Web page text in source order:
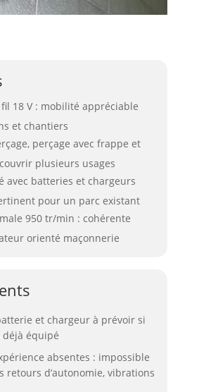
18 V : mobilité appréciable
et chantiers
perçage avec frappe et
plusieurs usages
avec batteries et chargeurs
pour un parc existant
950 tr/min : cohérente
orienté maçonnerie
et chargeur à prévoir si
déjà équipé
absentes : impossible
retours d’autonomie, vibrations